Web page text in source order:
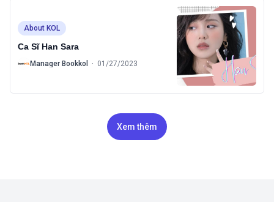
About KOL
Ca Sĩ Han Sara
B Manager Bookkol · 01/27/2023
Xem thêm